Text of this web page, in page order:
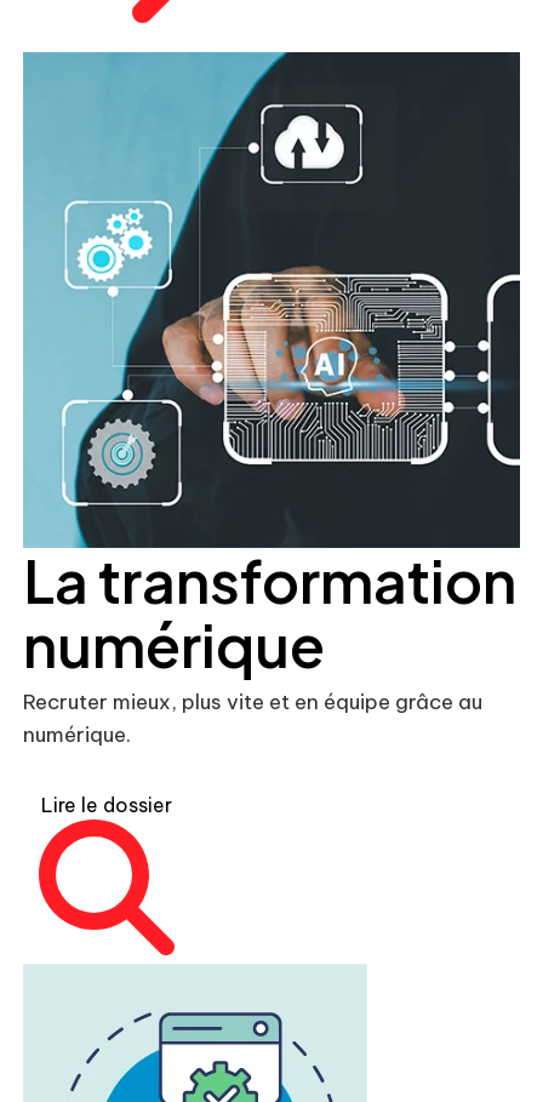
La transformation
numérique
Recruter mieux, plus vite et en équipe grâce au
numérique.
Lire le dossier